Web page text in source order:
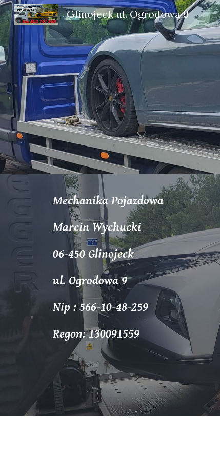
Glinojeck ul. Ogrodowa 9
Mechanika Pojazdowa
Marcin Wychucki
06-450 Glinojeck
ul. Ogrodowa 9
Nip : 566-10-48-259
Regon: 130091559